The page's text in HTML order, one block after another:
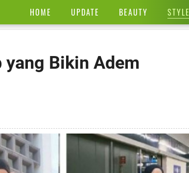
HOME UPDATE BEAUTY STYLE
yang Bikin Adem